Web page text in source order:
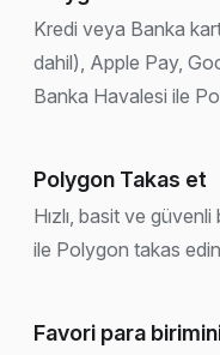
Kredi veya Banka
dahil), Apple Pay,
Banka Havalesi ile
Polygon Takas et
Hızlı, basit ve
ile Polygon takas
Favori para